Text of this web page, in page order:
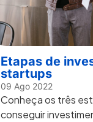
Etapas de
startups
09 Ago 2022
Conheça os três
conseguir